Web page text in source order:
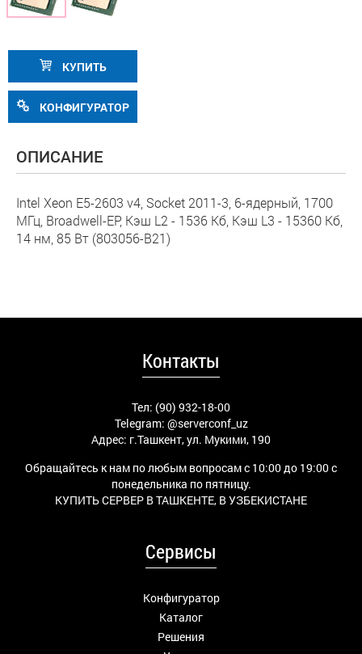
КУПИТЬ
КОНФИГУРАТОР
ОПИСАНИЕ
Intel Xeon E5-2603 v4, Socket 2011-3, 6-ядерный, 1700
МГц, Broadwell-EP, Кэш L2 - 1536 Кб, Кэш L3 - 15360 Кб,
14 нм, 85 Вт (803056-B21)
Контакты
Тел: (90) 932-18-00
Telegram: @serverconf_uz
Адрес: г.Ташкент, ул. Мукими, 190
Обращайтесь к нам по любым вопросам с 10:00 до 19:00 с
понедельника по пятницу.
КУПИТЬ СЕРВЕР В ТАШКЕНТЕ, В УЗБЕКИСТАНЕ
Сервисы
Конфигуратор
Каталог
Решения